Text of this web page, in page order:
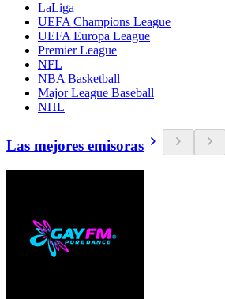
LaLiga
UEFA Champions League
UEFA Europa League
Premier League
NFL
NBA Basketball
Major League Baseball
NHL
Las mejores emisoras